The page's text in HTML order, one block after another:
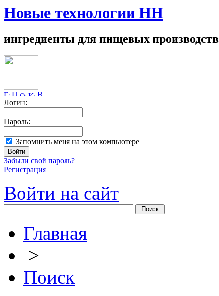
Новые технологии НН
ингредиенты для пищевых производств
Логин:
Пароль:
Запомнить меня на этом компьютере
Забыли свой пароль?
Регистрация
Войти на сайт
Главная
>
Поиск